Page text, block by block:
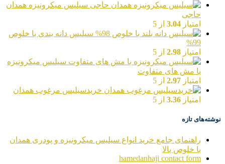
سیلیس میکرونیزه همدان
حاجی
امتیاز 3.04 از 5
سیلیس دانه بندی با خلوص
99%
امتیاز 2.98 از 5
سیلیس میکرونیزه
با مش های متفاوت
امتیاز 2.97 از 5
خریدسیلیس مرغوب همدان
امتیاز 3.36 از 5
نوشته‌های تازه
راهنمای جامع خرید انواع سیلیس میکرونیزه و پودری همدان
با خلوص بالا
hamedanhaji contact form